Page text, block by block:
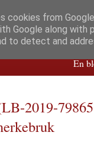
En
2019-
cookies from
Google along
to detect and